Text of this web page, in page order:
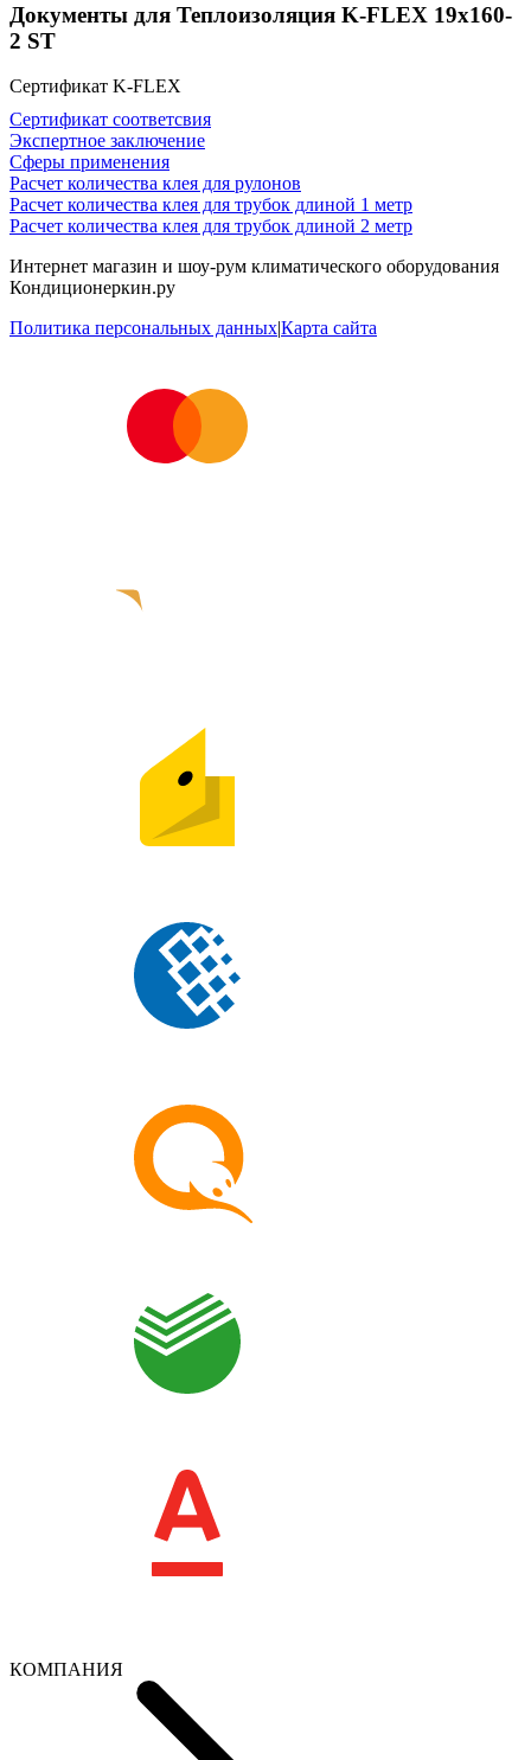
Документы для Теплоизоляция K-FLEX 19x160-
2 ST
Сертификат K-FLEX
Сертификат соответсвия
Экспертное заключение
Сферы применения
Расчет количества клея для рулонов
Расчет количества клея для трубок длиной 1 метр
Расчет количества клея для трубок длиной 2 метр
Интернет магазин и шоу-рум климатического оборудования
Кондиционеркин.ру
Политика персональных данных|Карта сайта
КОМПАНИЯ